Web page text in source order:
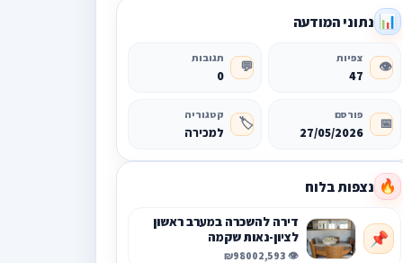
📊 נתוני המודעה
👁️ צפיות
47
💬 תגובות
0
📅 פורסם
27/05/2026
🏷️ קטגוריה
למכירה
🔥 נצפות בלוח
📌
דירה להשכרה במערב ראשון
לציון-נאות שקמה
👁️ 2,593
₪9800